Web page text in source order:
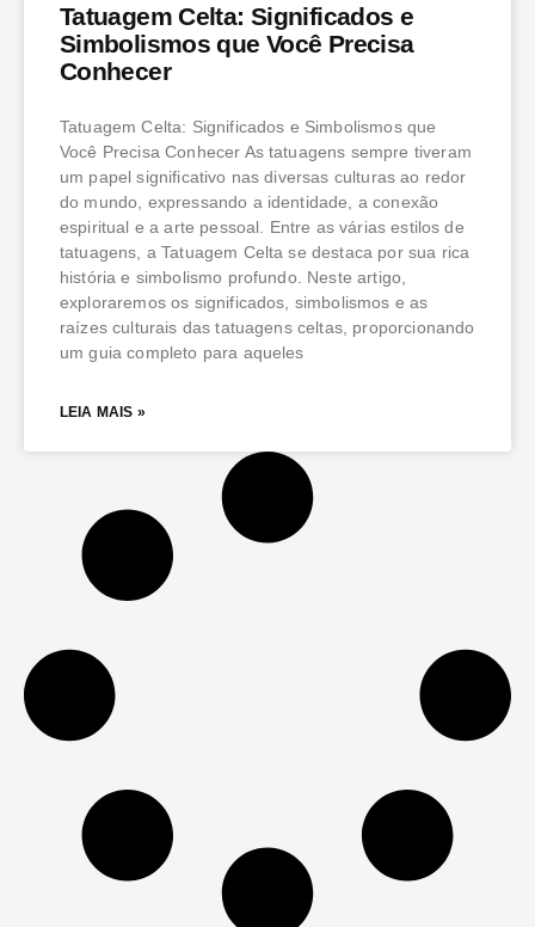
Tatuagem Celta: Significados e
Simbolismos que Você Precisa
Conhecer
Tatuagem Celta: Significados e Simbolismos que
Você Precisa Conhecer As tatuagens sempre tiveram
um papel significativo nas diversas culturas ao redor
do mundo, expressando a identidade, a conexão
espiritual e a arte pessoal. Entre as várias estilos de
tatuagens, a Tatuagem Celta se destaca por sua rica
história e simbolismo profundo. Neste artigo,
exploraremos os significados, simbolismos e as
raízes culturais das tatuagens celtas, proporcionando
um guia completo para aqueles
LEIA MAIS »